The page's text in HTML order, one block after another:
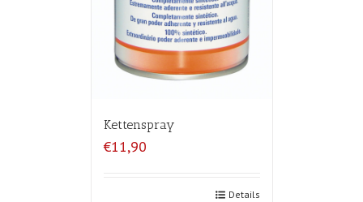
Kettenspray
€11,90
Details